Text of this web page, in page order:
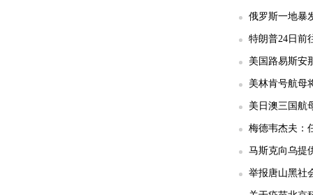
俄罗斯一地暴
特朗普24日前
美国路易斯安
美林肯号航母
美日澳三国航
梅德韦杰夫：
马斯克向乌提
举报唐山黑社